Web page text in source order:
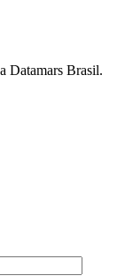
Datamars Brasil.